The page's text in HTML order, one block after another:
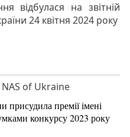
відбулася на звітній
24 квітня 2024 року
of Ukraine
присудила премії імені
конкурсу 2023 року